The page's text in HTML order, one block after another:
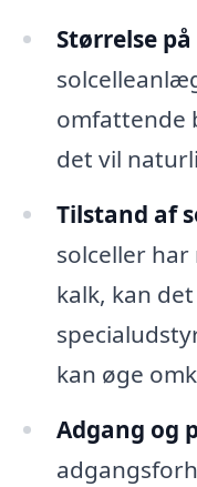
Størrelse
omfattende
det vil
Tilstand af
solceller
kalk, kan
kan øge
Adgang og